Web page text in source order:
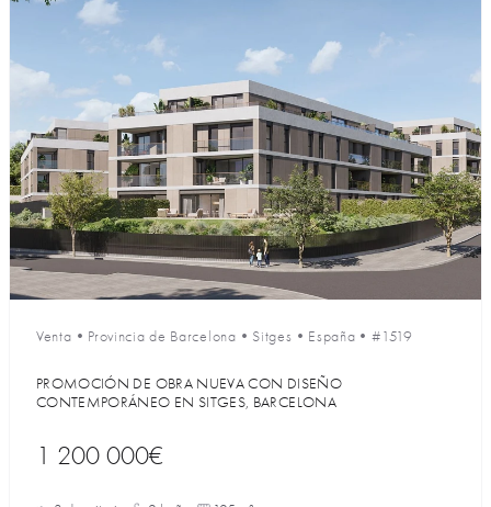
Venta • Provincia de Barcelona • Sitges • España •#1519
PROMOCIÓN DE OBRA NUEVA CON DISEÑO
CONTEMPORÁNEO EN SITGES, BARCELONA
1 200 000€